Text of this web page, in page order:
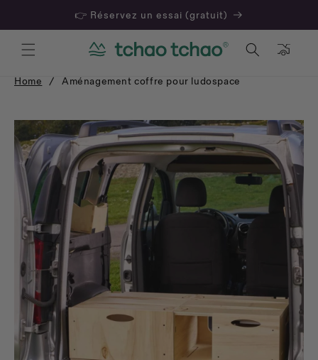
👉 Réservez un essai (gratuit)
Panier
Home / Aménagement coffre pour ludospace